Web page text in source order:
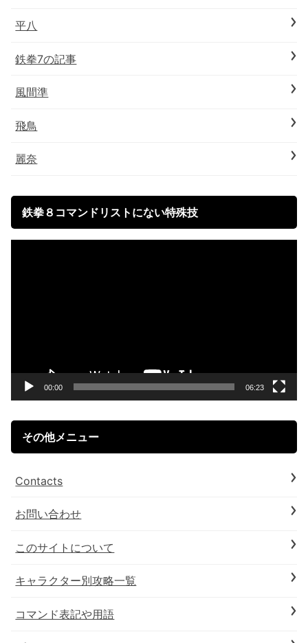
平八
鉄拳7の記事
風間準
飛鳥
麗奈
鉄拳８コマンドリストにない特殊技
00:00 06:23
その他メニュー
Contacts
お問い合わせ
このサイトについて
キャラクター別攻略一覧
コマンド表記や用語